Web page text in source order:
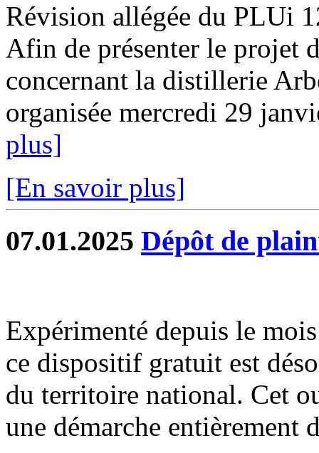
Révision allégée du PLUi
Afin de présenter le projet
concernant la distillerie
organisée mercredi 29
plus]
[En savoir plus]
07.01.2025 Dépôt de
Expérimenté depuis le
ce dispositif gratuit est
du territoire national. Cet
une démarche entièrement